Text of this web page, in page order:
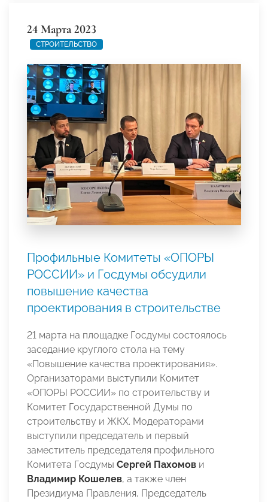
24 Марта 2023
СТРОИТЕЛЬСТВО
Профильные Комитеты «ОПОРЫ
РОССИИ» и Госдумы обсудили
повышение качества
проектирования в строительстве
21 марта на площадке Госдумы состоялось
заседание круглого стола на тему
«Повышение качества проектирования».
Организаторами выступили Комитет
«ОПОРЫ РОССИИ» по строительству и
Комитет Государственной Думы по
строительству и ЖКХ. Модераторами
выступили председатель и первый
заместитель председателя профильного
Комитета Госдумы Сергей Пахомов и
Владимир Кошелев, а также член
Президиума Правления, Председатель